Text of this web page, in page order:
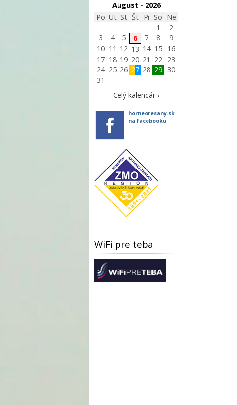
August - 2026
Po Ut St Št Pi So Ne
1
2
3
4 5 6 7 8
9
10 11 12 13 14 15
16
17 18 19 20 21 22
23
24 25 26 27 28 29
30
31
Celý kalendár ›
horneoresany.sk
na facebooku
WiFi pre teba